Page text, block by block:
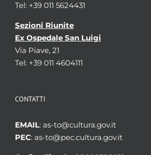
Tel: +39 011 5624431
Sezioni Riunite
Ex Ospedale San Luigi
Via Piave, 21
Tel: +39 011 4604111
CONTATTI
EMAIL: as-to@cultura.gov.it
PEC: as-to@pec.cultura.gov.it